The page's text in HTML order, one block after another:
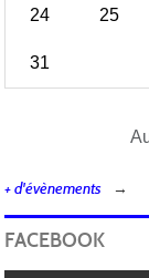
24 25
31
+ d'évènements
FACEBOOK